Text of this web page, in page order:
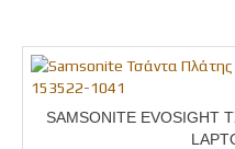
SAMSONITE EVOSIGHT